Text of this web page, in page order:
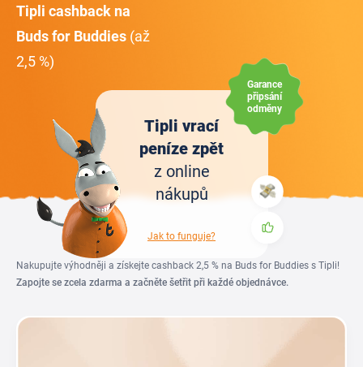
Tipli cashback na
Buds for Buddies (až
2,5 %)
Tipli vrací
peníze zpět
z online
nákupů
Jak to funguje?
Garance
připsání
odměny
Nakupujte výhodněji a získejte cashback 2,5 % na Buds for Buddies s Tipli!
Zapojte se zcela zdarma a začněte šetřit při každé objednávce.